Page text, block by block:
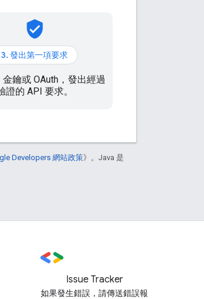
verified_user
3. 發出第一項要求
鑰或 OAuth，發出經過
證的 API 要求。
Developers 網站政策》。Java 是
Issue Tracker
如果發生錯誤，請傳送錯誤報